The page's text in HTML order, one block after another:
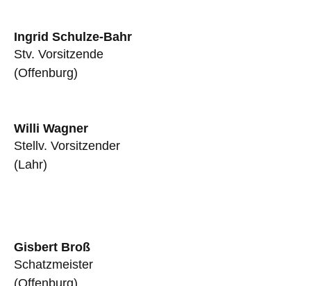
Ingrid Schulze-Bahr
Stv. Vorsitzende
(Offenburg)
Willi Wagner
Stellv. Vorsitzender
(Lahr)
Gisbert Broß
Schatzmeister
(Offenburg)